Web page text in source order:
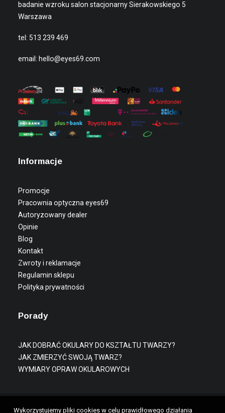
badanie wzroku salon stacjonarny Sierakowskiego 5
Warszawa
tel: 513 239 469
email: hello@eyes69.com
Informacje
Promocje
Pracownia optyczna eyes69
Autoryzowany dealer
Opinie
Blog
Kontakt
Zwroty i reklamacje
Regulamin sklepu
Polityka prywatności
Porady
JAK DOBRAĆ OKULARY DO KSZTAŁTU TWARZY?
JAK ZMIERZYĆ SWOJĄ TWARZ?
WYMIARY OPRAW OKULAROWYCH
Wykorzystujemy pliki cookies w celu prawidłowego działania